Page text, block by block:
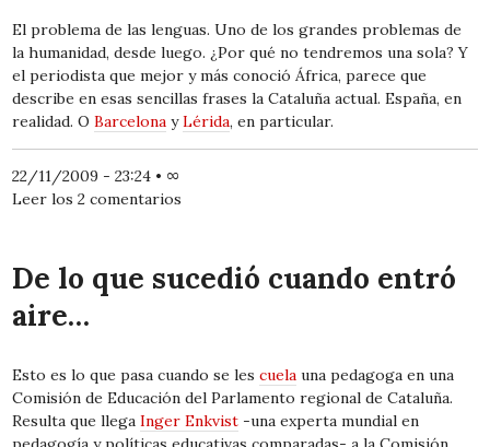
El problema de las lenguas. Uno de los grandes problemas de
la humanidad, desde luego. ¿Por qué no tendremos una sola? Y
el periodista que mejor y más conoció África, parece que
describe en esas sencillas frases la Cataluña actual. España, en
realidad. OBarcelona yLérida, en particular.
22/11/2009 - 23:24 • ∞
Leer los 2 comentarios
De lo que sucedió cuando entró
aire…
Esto es lo que pasa cuando se lescuela una pedagoga en una
Comisión de Educación del Parlamento regional de Cataluña.
Resulta que llegaInger Enkvist -una experta mundial en